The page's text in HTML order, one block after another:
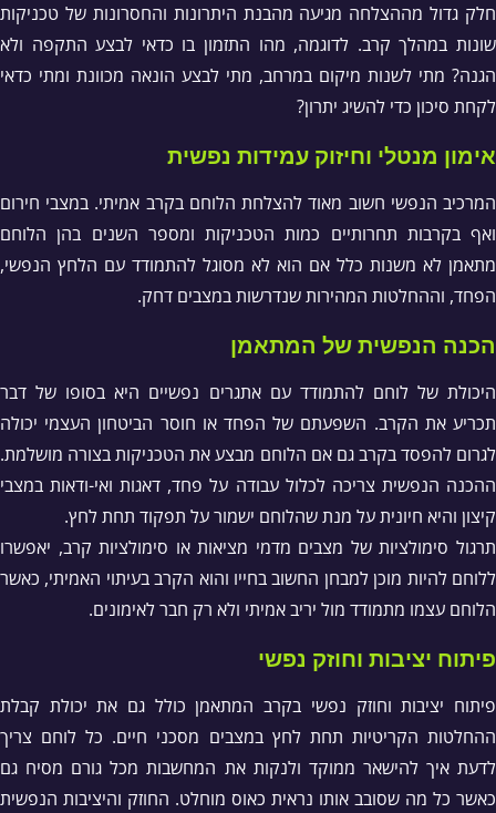
חלק גדול מההצלחה מגיעה מהבנת היתרונות והחסרונות של טכניקות
שונות במהלך קרב. לדוגמה, מהו התזמון בו כדאי לבצע התקפה ולא
הגנה? מתי לשנות מיקום במרחב, מתי לבצע הונאה מכוונת ומתי כדאי
לקחת סיכון כדי להשיג יתרון?
אימון מנטלי וחיזוק עמידות נפשית
המרכיב הנפשי חשוב מאוד להצלחת הלוחם בקרב אמיתי. במצבי חירום
ואף בקרבות תחרותיים כמות הטכניקות ומספר השנים בהן הלוחם
מתאמן לא משנות כלל אם הוא לא מסוגל להתמודד עם הלחץ הנפשי,
הפחד, וההחלטות המהירות שנדרשות במצבים דחק.
הכנה הנפשית של המתאמן
היכולת של לוחם להתמודד עם אתגרים נפשיים היא בסופו של דבר
תכריע את הקרב. השפעתם של הפחד או חוסר הביטחון העצמי יכולה
לגרום להפסד בקרב גם אם הלוחם מבצע את הטכניקות בצורה מושלמת.
ההכנה הנפשית צריכה לכלול עבודה על פחד, דאגות ואי-ודאות במצבי
קיצון והיא חיונית על מנת שהלוחם ישמור על תפקוד תחת לחץ.
תרגול סימולציות של מצבים מדמי מציאות או סימולציות קרב, יאפשרו
ללוחם להיות מוכן למבחן החשוב בחייו והוא הקרב בעיתוי האמיתי, כאשר
הלוחם עצמו מתמודד מול יריב אמיתי ולא רק חבר לאימונים.
פיתוח יציבות וחוזק נפשי
פיתוח יציבות וחוזק נפשי בקרב המתאמן כולל גם את יכולת קבלת
ההחלטות הקריטיות תחת לחץ במצבים מסכני חיים. כל לוחם צריך
לדעת איך להישאר ממוקד ולנקות את המחשבות מכל גורם מסיח גם
כאשר כל מה שסובב אותו נראית כאוס מוחלט. החוזק והיציבות הנפשית